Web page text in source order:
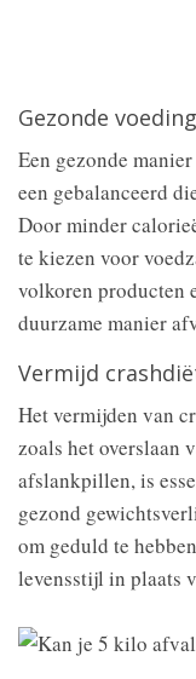
Gezonde
Een gezonde
een gebalanceerd
Door minder
te kiezen voor
volkoren producten
duurzame manier
Vermijd
Het vermijden van
zoals het overslaan
afslankpillen, is
gezond
om geduld te
levensstijl in plaats